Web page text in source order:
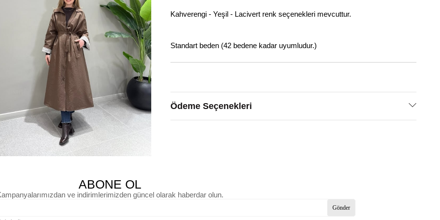
Kahverengi - Yeşil - Lacivert renk seçenekleri mevcuttur.
Standart beden (42 bedene kadar uyumludur.)
Ödeme Seçenekleri
ABONE OL
ve indirimlerimizden güncel olarak haberdar olun.
Gönder